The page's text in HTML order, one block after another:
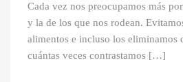
Cada vez nos preocupamos más
y la de los que nos rodean.
alimentos e incluso los eliminamos
cuántas veces contrastamos […]